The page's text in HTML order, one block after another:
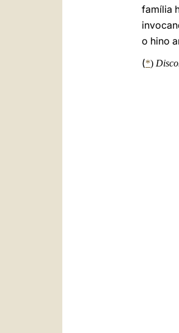
família
o hino
(*)